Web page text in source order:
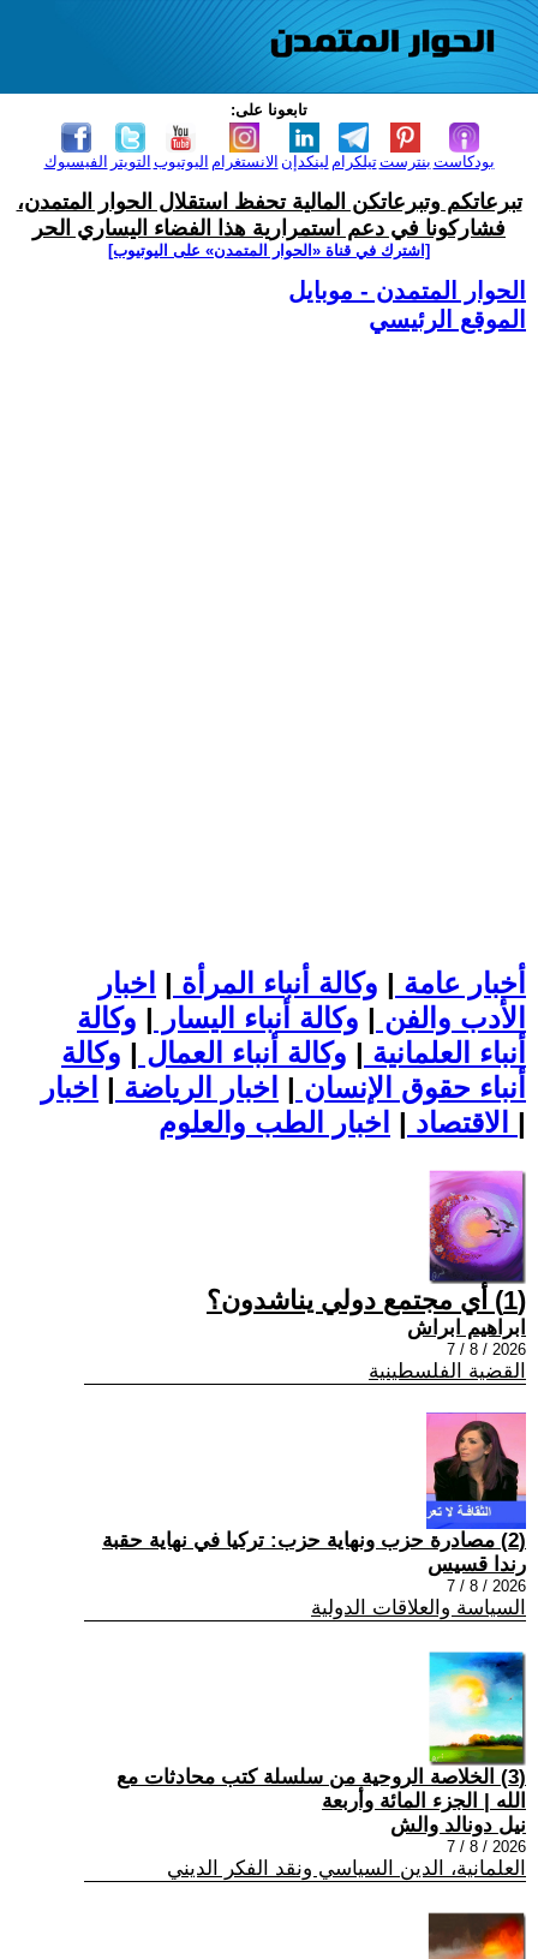
تابعونا على:
الفيسبوك التويتر اليوتيوب الانستغرام لينكدإن تيلكرامبنترست بودكاست
تبرعاتكم وتبرعاتكن المالية تحفظ استقلال الحوار المتمدن،
فشاركونا في دعم استمرارية هذا الفضاء اليساري الحر
[اشترك في قناة ‫«الحوار المتمدن» على اليوتيوب]
الحوار المتمدن - موبايل
الموقع الرئيسي
أخبار عامة | وكالة أنباء المرأة | اخبار
الأدب والفن | وكالة أنباء اليسار | وكالة
أنباء العلمانية | وكالة أنباء العمال | وكالة
أنباء حقوق الإنسان | اخبار الرياضة | اخبار
الاقتصاد | |
(1) أي مجتمع دولي يناشدون؟
ابراهيم ابراش
2026 / 8 / 7
القضية الفلسطينية
(2) مصادرة حزب ونهاية حزب: تركيا في نهاية حقبة
رندا قسيس
2026 / 8 / 7
السياسة والعلاقات الدولية
(3) الخلاصة الروحية من سلسلة كتب محادثات مع
الله | الجزء المائة وأربعة
نيل دونالد والش
2026 / 8 / 7
العلمانية، الدين السياسي ونقد الفكر الديني